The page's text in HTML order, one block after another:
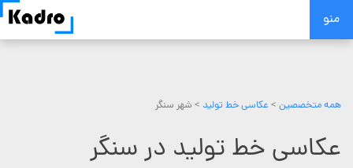
Skip
منو
همه متخصصین > عکاسی خط تولید > شهر سنگر
عکاسی خط تولید در سنگر